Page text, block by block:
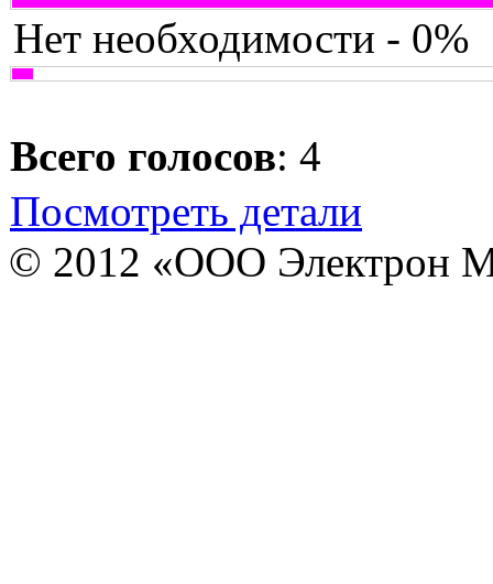
Нет необходимости - 0%
Всего голосов: 4
Посмотреть детали
© 2012 «ООО Электрон